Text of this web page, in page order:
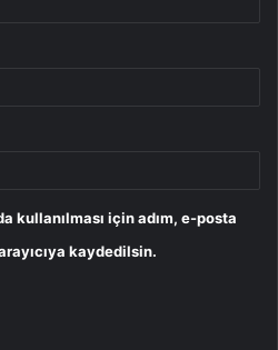
kullanılması için adım, e-posta
kaydedilsin.